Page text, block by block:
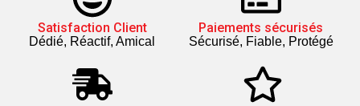
Satisfaction Client
Dédié, Réactif, Amical
Paiements sécurisés
Sécurisé, Fiable, Protégé